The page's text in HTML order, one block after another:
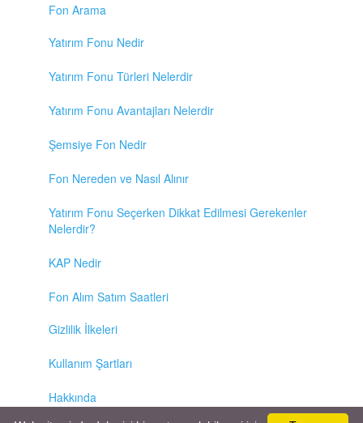
Fon Arama
Yatırım Fonu Nedir
Yatırım Fonu Türleri Nelerdir
Yatırım Fonu Avantajları Nelerdir
Şemsiye Fon Nedir
Fon Nereden ve Nasıl Alınır
Yatırım Fonu Seçerken Dikkat Edilmesi Gerekenler
Nelerdir?
KAP Nedir
Fon Alım Satım Saatleri
Gizlilik İlkeleri
Kullanım Şartları
Hakkında